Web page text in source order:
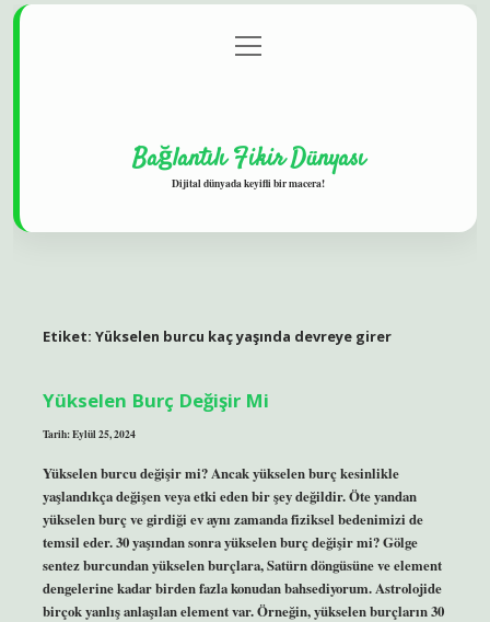
Gizlilik Politikası
menüyü
aç
Bağlantılı Fikir Dünyası
Dijital dünyada keyifli bir macera!
Etiket: Yükselen burcu kaç yaşında devreye girer
Yükselen Burç Değişir Mi
Tarih: Eylül 25, 2024
Yükselen burcu değişir mi? Ancak yükselen burç kesinlikle
yaşlandıkça değişen veya etki eden bir şey değildir. Öte yandan
yükselen burç ve girdiği ev aynı zamanda fiziksel bedenimizi de
temsil eder. 30 yaşından sonra yükselen burç değişir mi? Gölge
sentez burcundan yükselen burçlara, Satürn döngüsüne ve element
dengelerine kadar birden fazla konudan bahsediyorum. Astrolojide
birçok yanlış anlaşılan element var. Örneğin, yükselen burçların 30